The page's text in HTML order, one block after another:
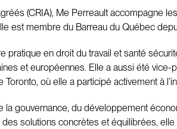
(CRIA), Me Perreault accompagne
est membre du Barreau du Québec
pratique en droit du travail et santé
et européennes. Elle a aussi été
où elle a participé activement à
gouvernance, du développement
solutions concrètes et équilibrées,